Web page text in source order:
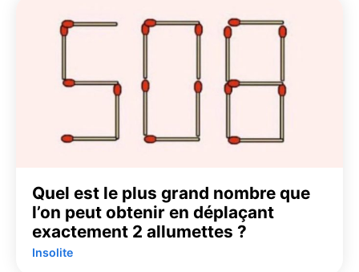
Quel est le plus grand nombre que
l’on peut obtenir en déplaçant
exactement 2 allumettes ?
Insolite